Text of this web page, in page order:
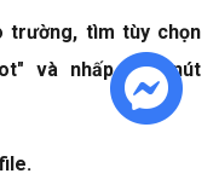
trường, tìm tùy chọn
và nhấp vào nút